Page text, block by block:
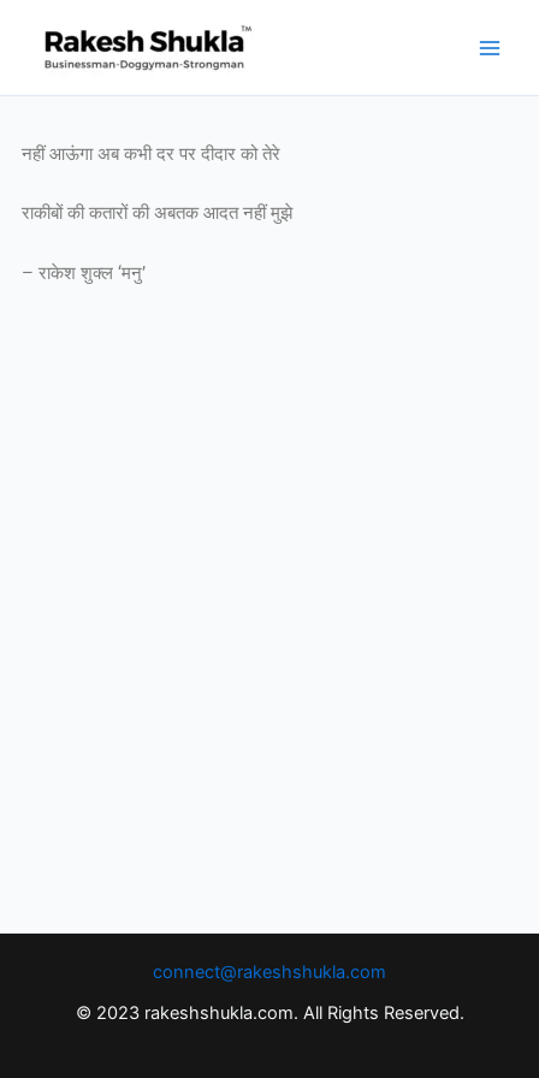
content
नहीं आऊंगा अब कभी दर पर दीदार को तेरे
राकीबों की कतारों की अबतक आदत नहीं मुझे
– राकेश शुक्ल ‘मनु’
connect@rakeshshukla.com
© 2023 rakeshshukla.com. All Rights Reserved.